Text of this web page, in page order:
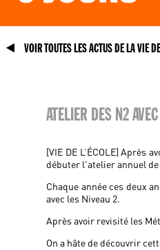
VOIR TOUTES LES ACTUS DE LA VIE
ATELIER DES N2
[VIE DE L’ÉCOLE] Après
débuter l'atelier annuel de
Chaque année ces deux
avec les Niveau 2.
Après avoir revisité les
On a hâte de découvrir